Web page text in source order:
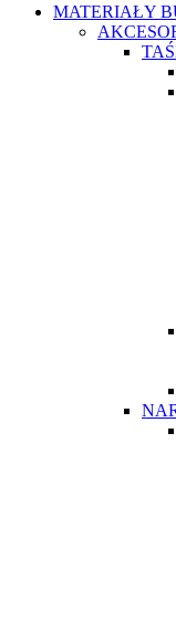
MATERIAŁY